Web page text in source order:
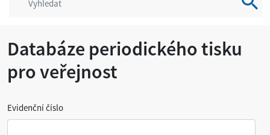
Databáze periodického tisku
pro veřejnost
Evidenční číslo